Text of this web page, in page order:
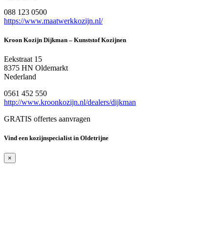
088 123 0500
https://www.maatwerkkozijn.nl/
Kroon Kozijn Dijkman – Kunststof Kozijnen
Eekstraat 15
8375 HN Oldemarkt
Nederland
0561 452 550
http://www.kroonkozijn.nl/dealers/dijkman
GRATIS offertes aanvragen
Vind een kozijnspecialist in Oldetrijne
×